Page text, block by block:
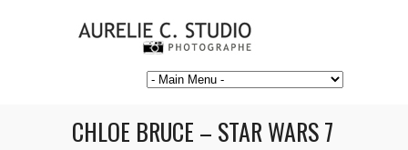
CHLOE BRUCE – STAR WARS 7